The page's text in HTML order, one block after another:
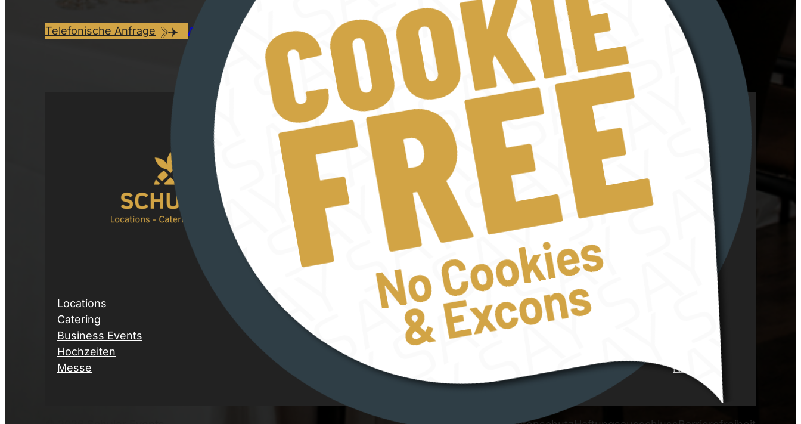
Telefonische Anfrage Anfrage per Email
Anschrift
Schuler Events
Röthensteig 5-7
90408 Nürnberg
Instagram
TikTokFacebook
LinkedIn
Kontakt
+49 911 937 936 0
hello@schuler-events.de
Montag – Freitag
08:00 – 17:00 Uhr
Locations
Catering
Business Events
Hochzeiten
Messe
News